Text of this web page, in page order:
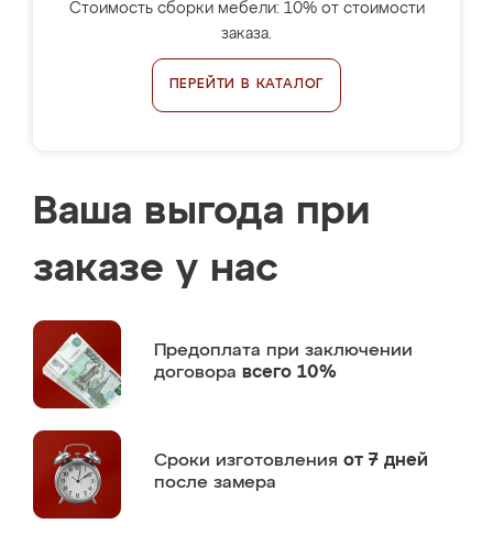
Стоимость сборки мебели: 10% от стоимости
заказа.
ПЕРЕЙТИ В КАТАЛОГ
Ваша выгода при
заказе у нас
Предоплата при заключении
договора всего 10%
Сроки изготовления от 7 дней
после замера